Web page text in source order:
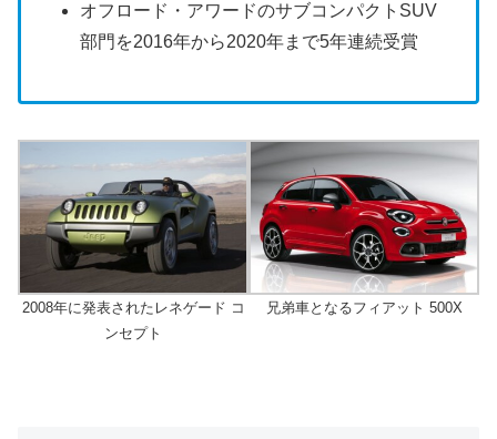
オフロード・アワードのサブコンパクトSUV
部門を2016年から2020年まで5年連続受賞
2008年に発表されたレネゲード コ
ンセプト
兄弟車となるフィアット 500X